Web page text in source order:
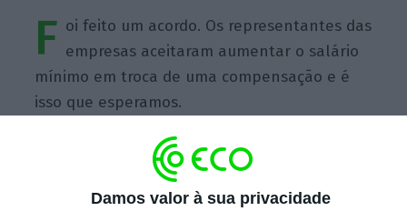
Damos valor à sua privacidade
F oi feito um acordo. Os representantes das
empresas aceitaram aumentar o salário
mínimo em troca de uma compensação e é
isso que esperamos.